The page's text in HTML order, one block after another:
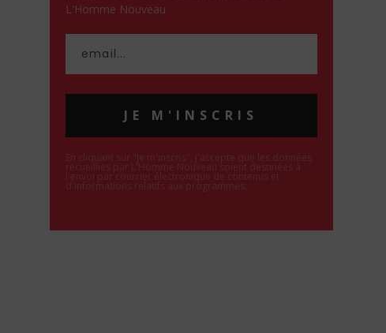
L'Homme Nouveau
JE M'INSCRIS
En cliquant sur "Je m'inscris", j'accepte que les données
recueillies par L'Homme Nouveau soient destinées à
l'envoi par courrier électronique de contenus et
d'informations relatifs aux programmes.